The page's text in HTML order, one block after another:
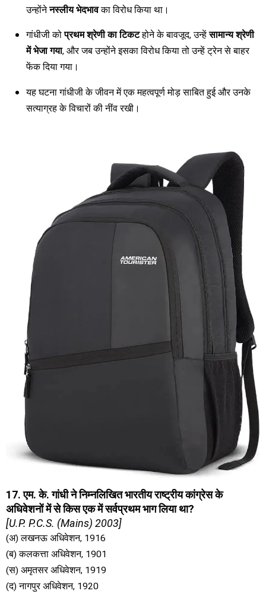
उन्होंनेनस्लीय भेदभावका विरोध किया था।
गांधीजी कोप्रथम श्रेणी का टिकटहोने के बावजूद, उन्हेंसामान्य श्रेणी
में भेजा गया, और जब उन्होंने इसका विरोध किया तो उन्हें ट्रेन से बाहर
फेंक दिया गया।
यह घटना गांधीजी के जीवन में एक महत्वपूर्ण मोड़ साबित हुई और उनके
सत्याग्रह के विचारों की नींव रखी।
17. एम. के. गांधी ने निम्नलिखित भारतीय राष्ट्रीय कांग्रेस के
अधिवेशनों में से किस एक में सर्वप्रथम भाग लिया था?
[U.P. P.C.S. (Mains) 2003]
(अ) लखनऊ अधिवेशन, 1916
(ब) कलकत्ता अधिवेशन, 1901
(स) अमृतसर अधिवेशन, 1919
(द) नागपुर अधिवेशन, 1920